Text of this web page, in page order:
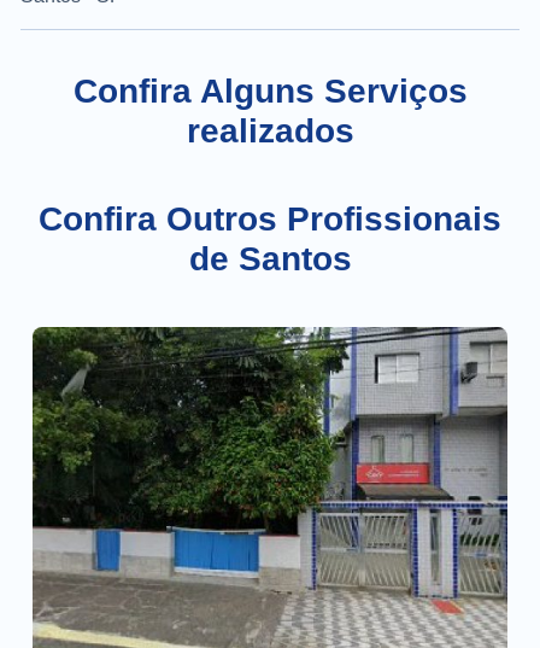
Confira Alguns Serviços
realizados
Confira Outros Profissionais
de Santos